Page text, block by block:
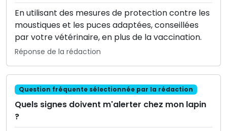
En utilisant des mesures de protection contre les
moustiques et les puces adaptées, conseillées
par votre vétérinaire, en plus de la vaccination.
Réponse de la rédaction
Question fréquente sélectionnée par la rédaction
Quels signes doivent m'alerter chez mon lapin
?